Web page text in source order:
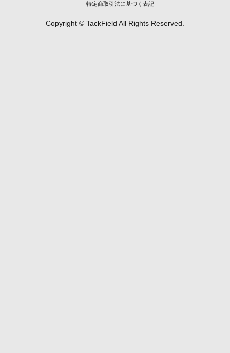
特定商取引法に基づく表記
Copyright © TackField All Rights Reserved.